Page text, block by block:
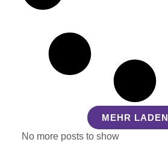
MEHR LADEN
No more posts to show